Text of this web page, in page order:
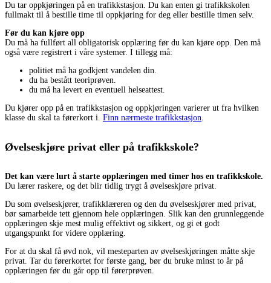
Du tar oppkjøringen på en trafikkstasjon. Du kan enten gi trafikkskolen
fullmakt til å bestille time til oppkjøring for deg eller bestille timen selv.
Før du kan kjøre opp
Du må ha fullført all obligatorisk opplæring før du kan kjøre opp. Den må
også være registrert i våre systemer. I tillegg må:
politiet må ha godkjent vandelen din.
du ha bestått teoriprøven.
du må ha levert en eventuell helseattest.
Du kjører opp på en trafikkstasjon og oppkjøringen varierer ut fra hvilken
klasse du skal ta førerkort i. Finn nærmeste trafikkstasjon
Øvelseskjøre privat eller på trafikkskole?
Det kan være lurt å starte opplæringen med timer hos en trafikkskole.
Du lærer raskere, og det blir tidlig trygt å øvelseskjøre privat.
Du som øvelseskjører, trafikklæreren og den du øvelseskjører med privat,
bør samarbeide tett gjennom hele opplæringen. Slik kan den grunnleggende
opplæringen skje mest mulig effektivt og sikkert, og gi et godt
utgangspunkt for videre opplæring.
For at du skal få øvd nok, vil mesteparten av øvelseskjøringen måtte skje
privat. Tar du førerkortet for første gang, bør du bruke minst to år på
opplæringen før du går opp til førerprøven.